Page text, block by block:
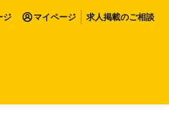
ジ マイページ 求人掲載のご相談